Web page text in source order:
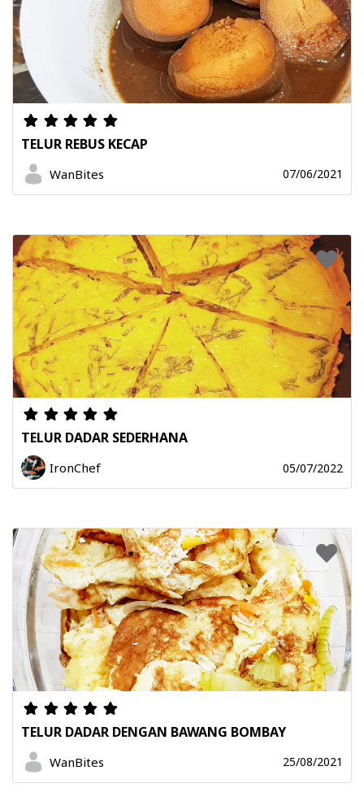
TELUR REBUS KECAP
WanBites 07/06/2021
TELUR DADAR SEDERHANA
IronChef 05/07/2022
TELUR DADAR DENGAN BAWANG BOMBAY
WanBites 25/08/2021